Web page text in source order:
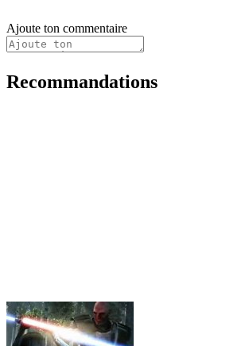
Ajoute ton commentaire
Recommandations